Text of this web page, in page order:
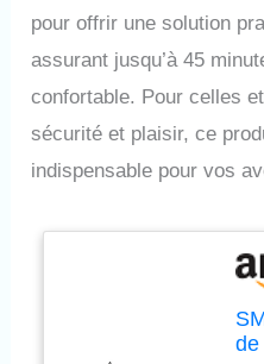
pour offrir une solution
assurant jusqu’à 45
confortable. Pour celles
sécurité et plaisir, ce
indispensable pour vos
de